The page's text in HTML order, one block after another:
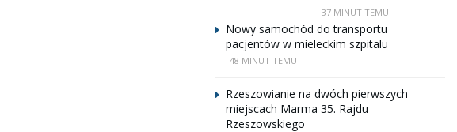
37 MINUT TEMU
Nowy samochód do transportu
pacjentów w mieleckim szpitalu
48 MINUT TEMU
Rzeszowianie na dwóch pierwszych
miejscach Marma 35. Rajdu
Rzeszowskiego